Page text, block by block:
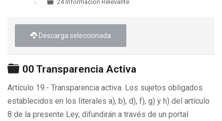
24 Información Relevante
Descarga seleccionada
Carpeta
00 Transparencia Activa
Artículo 19.- Transparencia activa. Los sujetos obligados
establecidos en los literales a), b), d), f), g) y h) del artículo
8 de la presente Ley, difundirán a través de un portal